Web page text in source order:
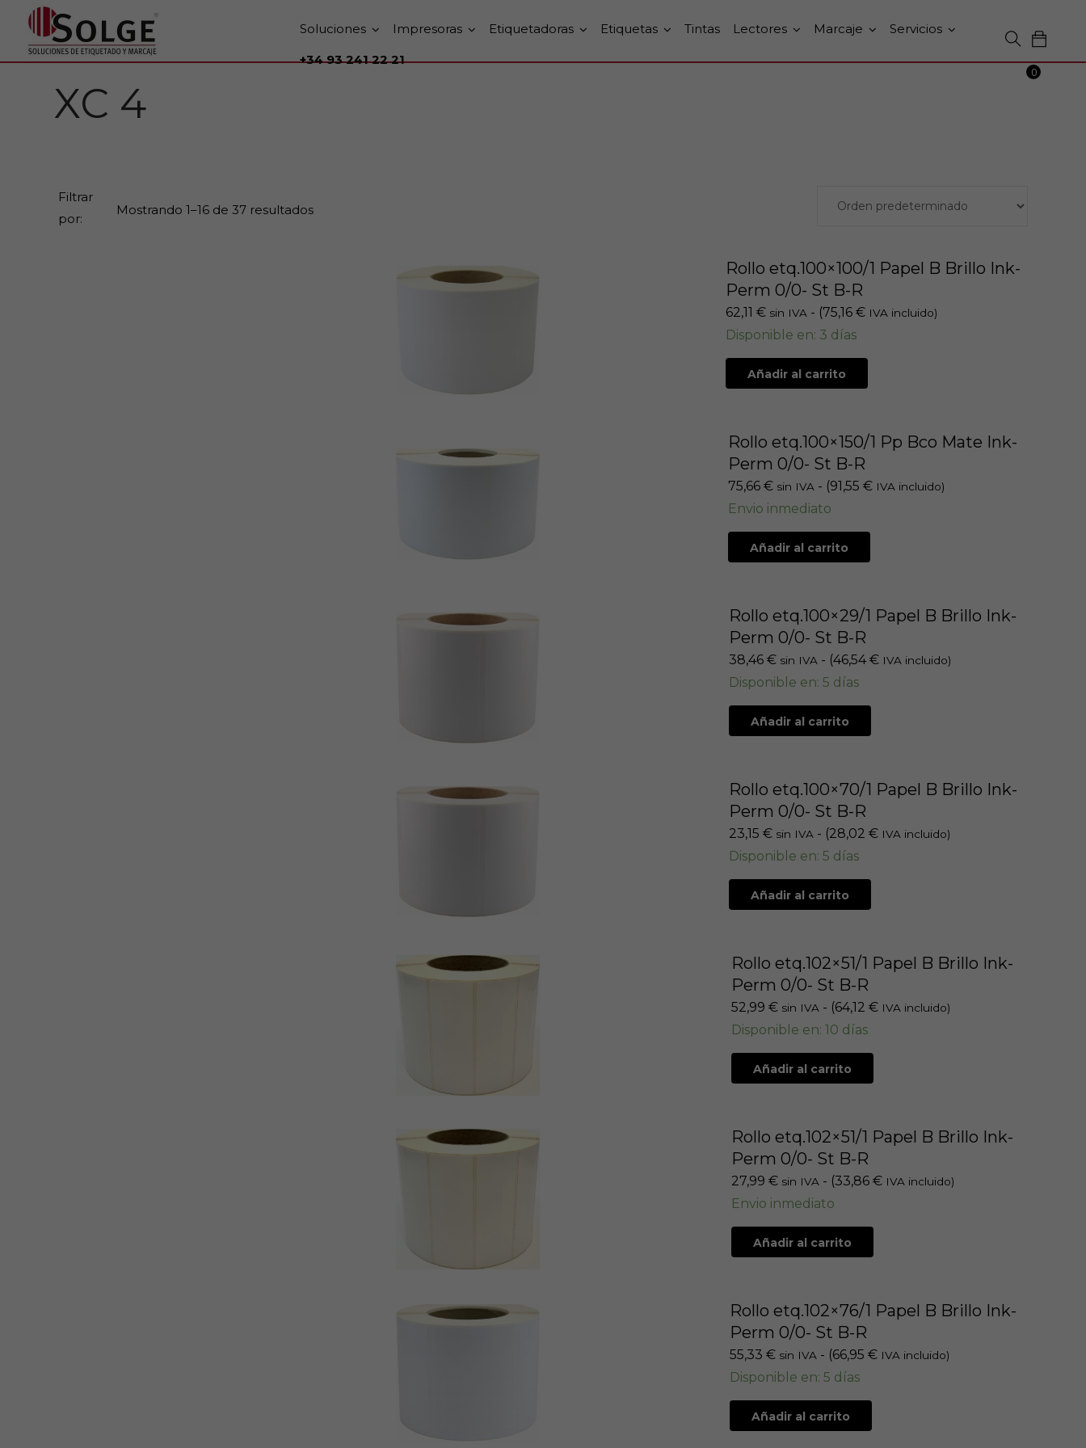
Soluciones Impresoras Etiquetadoras Etiquetas Tintas Lectores Marcaje Servicios
+34 93 241 22 21
0
XC 4
Filtrar
por:
Mostrando 1–16 de 37 resultados
Rollo etq.100×100/1 Papel B Brillo Ink-
Perm 0/0- St B-R
62,11€ sin IVA - (75,16€ IVA incluido)
Disponible en: 3 días
Añadir al carrito
Rollo etq.100×150/1 Pp Bco Mate Ink-
Perm 0/0- St B-R
75,66€ sin IVA - (91,55€ IVA incluido)
Envio inmediato
Añadir al carrito
Rollo etq.100×29/1 Papel B Brillo Ink-
Perm 0/0- St B-R
38,46€ sin IVA - (46,54€ IVA incluido)
Disponible en: 5 días
Añadir al carrito
Rollo etq.100×70/1 Papel B Brillo Ink-
Perm 0/0- St B-R
23,15 € sin IVA- (28,02 € IVA incluido)
Disponible en: 5 días
Añadir al carrito
Rollo etq.102×51/1 Papel B Brillo Ink-
Perm 0/0- St B-R
52,99€ sin IVA - (64,12€ IVA incluido)
Disponible en: 10 días
Añadir al carrito
Rollo etq.102×51/1 Papel B Brillo Ink-
Perm 0/0- St B-R
27,99€ sin IVA - (33,86€ IVA incluido)
Envio inmediato
Añadir al carrito
Rollo etq.102×76/1 Papel B Brillo Ink-
Perm 0/0- St B-R
55,33 € sin IVA- (66,95 € IVA incluido)
Disponible en: 5 días
Añadir al carrito